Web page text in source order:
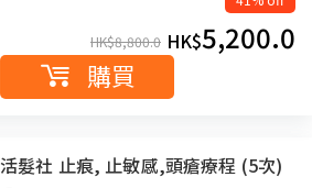
HK$8,800.0 HK$5,200.0
購買
活髮社 止痕, 止敏感,頭瘡療程 (5次)